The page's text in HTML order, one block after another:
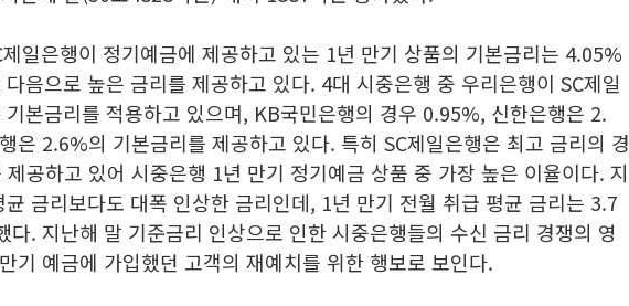
일은행이 정기예금에 제공하고 있는 1년 만기 상품의 기본금리는 4.05%
음으로 높은 금리를 제공하고 있다. 4대 시중은행 중 우리은행이 SC제일
기본금리를 적용하고 있으며, KB국민은행의 경우 0.95%, 신한은행은 2.
은 2.6%의 기본금리를 제공하고 있다. 특히 SC제일은행은 최고 금리의 경
공하고 있어 시중은행 1년 만기 정기예금 상품 중 가장 높은 이율이다. 지
균 금리보다도 대폭 인상한 금리인데, 1년 만기 전월 취급 평균 금리는 3.7
다. 지난해 말 기준금리 인상으로 인한 시중은행들의 수신 금리 경쟁의 영
기 예금에 가입했던 고객의 재예치를 위한 행보로 보인다.